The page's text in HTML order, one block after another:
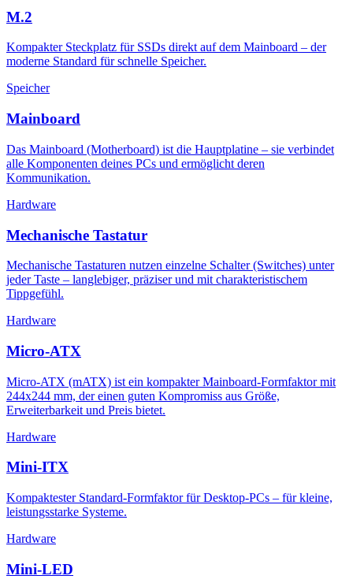
M.2
Kompakter Steckplatz für SSDs direkt auf dem Mainboard – der
moderne Standard für schnelle Speicher.
Speicher
Mainboard
Das Mainboard (Motherboard) ist die Hauptplatine – sie verbindet
alle Komponenten deines PCs und ermöglicht deren
Kommunikation.
Hardware
Mechanische Tastatur
Mechanische Tastaturen nutzen einzelne Schalter (Switches) unter
jeder Taste – langlebiger, präziser und mit charakteristischem
Tippgefühl.
Hardware
Micro-ATX
Micro-ATX (mATX) ist ein kompakter Mainboard-Formfaktor mit
244x244 mm, der einen guten Kompromiss aus Größe,
Erweiterbarkeit und Preis bietet.
Hardware
Mini-ITX
Kompaktester Standard-Formfaktor für Desktop-PCs – für kleine,
leistungsstarke Systeme.
Hardware
Mini-LED